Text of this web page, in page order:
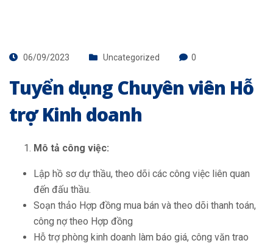
06/09/2023 Uncategorized 0
Tuyển dụng Chuyên viên Hỗ
trợ Kinh doanh
Mô tả công việc:
Lập hồ sơ dự thầu, theo dõi các công việc liên quan
đến đấu thầu.
Soạn thảo Hợp đồng mua bán và theo dõi thanh toán,
công nợ theo Hợp đồng
Hỗ trợ phòng kinh doanh làm báo giá, công văn trao